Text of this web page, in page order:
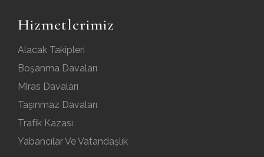
Hizmetlerimiz
Alacak Takipleri
Boşanma Davaları
Miras Davaları
Taşınmaz Davaları
Trafik Kazası
Yabancılar Ve Vatandaşlık